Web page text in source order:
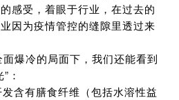
感受，着眼于行业，在过去的
因为疫情管控的缝隙里透过来
爆冷的局面下，我们还能看到
：
含有膳食纤维（包括水溶性益